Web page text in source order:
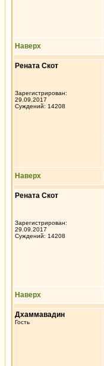
Наверх
Рената Скот
Зарегистрирован:
29.09.2017
Суждений: 14208
Наверх
Рената Скот
Зарегистрирован:
29.09.2017
Суждений: 14208
Наверх
Дхаммавадин
Гость